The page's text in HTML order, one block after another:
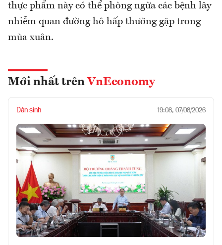
thực phẩm này có thể phòng ngừa các bệnh lây
nhiễm quan đường hô hấp thường gặp trong
mùa xuân.
Mới nhất trên VnEconomy
Dân sinh 19:08, 07/08/2026